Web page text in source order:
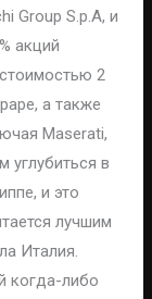
Group S.p.A, и
акций
2
а также
Maserati,
углубиться в
и это
лучшим
Италия.
когда-либо